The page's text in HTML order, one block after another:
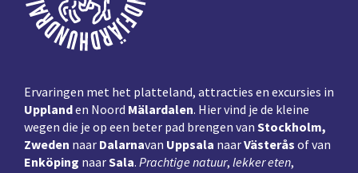
Ervaringen met het platteland, attracties en excursies in
Upplanden Noord Mälardalen. Hier vind je de kleine
wegen die je op een beter pad brengen van Stockholm,
Zweden naar Dalarnavan Uppsala naarVästerås of van
Enköping naarSala. Prachtige natuur, lekker eten,